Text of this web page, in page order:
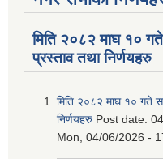
मिति २०८२ माघ १०
प्रस्ताव तथा निर्णयहरु
मिति २०८२ माघ १० गते
निर्णयहरु Post date:
Mon, 04/06/2026 -